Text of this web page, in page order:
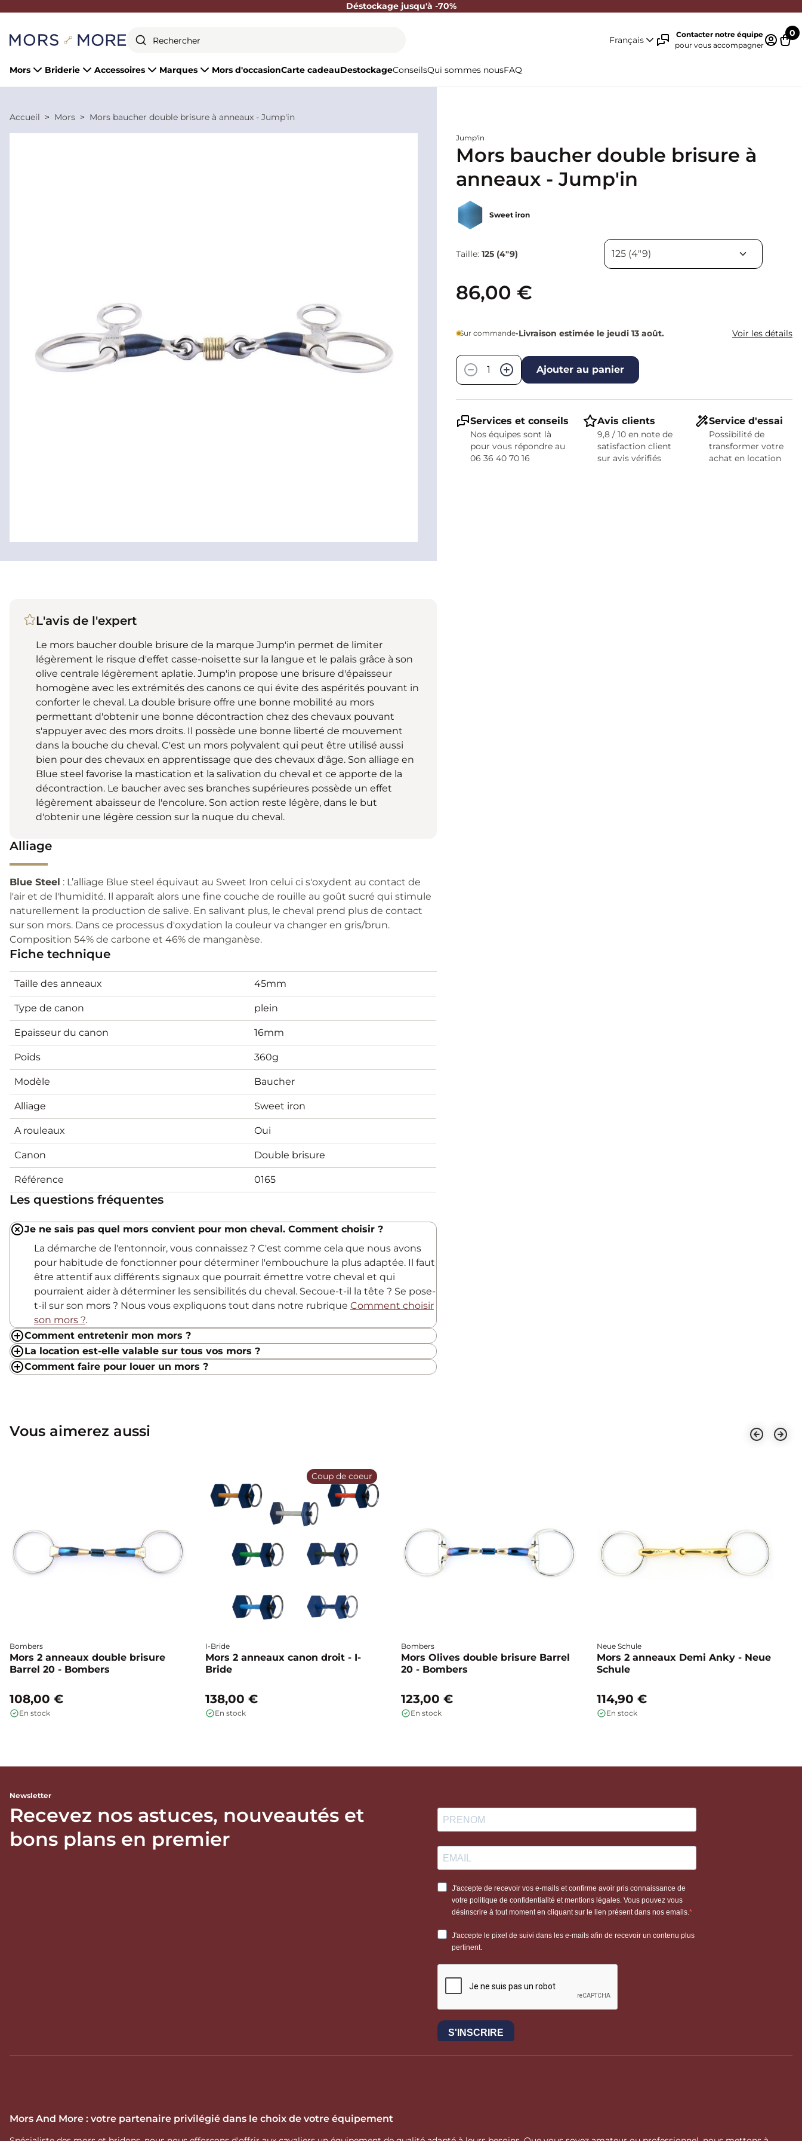
Déstockage jusqu'à -70%
Français
Contacter notre équipe
pour vous accompagner
0
Mors Briderie Accessoires Marques Mors d'occasionCarte cadeauDestockageConseilsQui sommes nousFAQ
Accueil Mors Mors baucher double brisure à anneaux - Jump'in
Jump'in
Mors baucher double brisure à
anneaux - Jump'in
Sweet iron
Taille: 125 (4"9)
86,00 €
Sur commande•Livraison estimée le jeudi 13 août. Voir les détails
−
+ Ajouter au panier
Services et conseils
Nos équipes sont là
pour vous répondre au
06 36 40 70 16
Avis clients
9,8 / 10 en note de
satisfaction client
sur avis vérifiés
Service d'essai
Possibilité de
transformer votre
achat en location
L'avis de l'expert
Le mors baucher double brisure de la marque Jump'in permet de limiter
légèrement le risque d'effet casse-noisette sur la langue et le palais grâce à son
olive centrale légèrement aplatie. Jump'in propose une brisure d'épaisseur
homogène avec les extrémités des canons ce qui évite des aspérités pouvant in
conforter le cheval. La double brisure offre une bonne mobilité au mors
permettant d'obtenir une bonne décontraction chez des chevaux pouvant
s'appuyer avec des mors droits. Il possède une bonne liberté de mouvement
dans la bouche du cheval. C'est un mors polyvalent qui peut être utilisé aussi
bien pour des chevaux en apprentissage que des chevaux d'âge. Son alliage en
Blue steel favorise la mastication et la salivation du cheval et ce apporte de la
décontraction. Le baucher avec ses branches supérieures possède un effet
légèrement abaisseur de l'encolure. Son action reste légère, dans le but
d'obtenir une légère cession sur la nuque du cheval.
Alliage
Blue Steel : L’alliage Blue steel équivaut au Sweet Iron celui ci s'oxydent au contact de
l'air et de l'humidité. Il apparaît alors une fine couche de rouille au goût sucré qui stimule
naturellement la production de salive. En salivant plus, le cheval prend plus de contact
sur son mors. Dans ce processus d'oxydation la couleur va changer en gris/brun.
Composition 54% de carbone et 46% de manganèse.
Fiche technique
Taille des anneaux 45mm
Type de canon plein
Epaisseur du canon 16mm
Poids 360g
Modèle Baucher
Alliage Sweet iron
A rouleaux Oui
Canon Double brisure
Référence 0165
Les questions fréquentes
Je ne sais pas quel mors convient pour mon cheval. Comment choisir ?
La démarche de l'entonnoir, vous connaissez ? C'est comme cela que nous avons
pour habitude de fonctionner pour déterminer l'embouchure la plus adaptée. Il faut
être attentif aux différents signaux que pourrait émettre votre cheval et qui
pourraient aider à déterminer les sensibilités du cheval. Secoue-t-il la tête ? Se pose-
t-il sur son mors ? Nous vous expliquons tout dans notre rubrique Comment choisir
son mors ?.
Comment entretenir mon mors ?
La location est-elle valable sur tous vos mors ?
Comment faire pour louer un mors ?
Vous aimerez aussi
Bombers
Mors 2 anneaux double brisure
Barrel 20 - Bombers
108,00 €
En stock
I-Bride
Mors 2 anneaux canon droit - I-
Bride
138,00 €
En stock
Coup de coeur
Bombers
Mors Olives double brisure Barrel
20 - Bombers
123,00 €
En stock
Neue Schule
Mors 2 anneaux Demi Anky - Neue
Schule
114,90 €
En stock
Newsletter
Recevez nos astuces, nouveautés et
bons plans en premier
Mors And More : votre partenaire privilégié dans le choix de votre équipement